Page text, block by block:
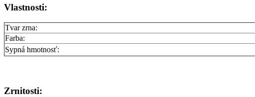
Vlastnosti:
Tvar zrna:
Farba:
Sypná hmotnosť:
Zrnitosti: